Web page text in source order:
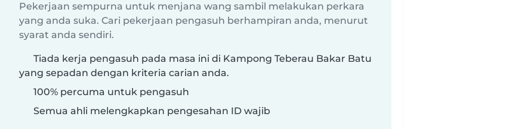
Pekerjaan sempurna untuk menjana wang sambil melakukan perkara
yang anda suka. Cari pekerjaan pengasuh berhampiran anda, menurut
syarat anda sendiri.
Tiada kerja pengasuh pada masa ini di Kampong Teberau Bakar Batu
yang sepadan dengan kriteria carian anda.
100% percuma untuk pengasuh
Semua ahli melengkapkan pengesahan ID wajib